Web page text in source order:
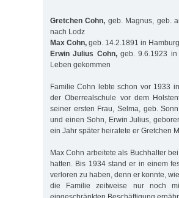
Gretchen Cohn, geb. Magnus, geb.
nach Lodz
Max Cohn, geb. 14.2.1891 in
Erwin Julius Cohn,geb. 9.6.1923 in
Leben gekommen
Familie Cohn lebte schon vor 1933
der Oberrealschule vor dem
seiner ersten Frau, Selma, geb.
und einen Sohn, Erwin Julius,
ein Jahr später heiratete er Gretchen
Max Cohn arbeitete als Buchhalter
hat­ten. Bis 1934 stand er in einem
verloren zu haben, denn er konnte,
die Familie zeitweise nur noch